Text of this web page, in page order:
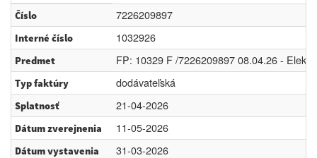
Číslo 7226209897
Interné číslo 1032926
Predmet FP: 10329 F /7226209897 08.04.26 -
Typ faktúry dodávateľská
Splatnosť 21-04-2026
Dátum zverejnenia 11-05-2026
Dátum vystavenia 31-03-2026